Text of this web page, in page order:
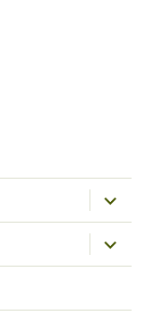
perlebar
menu
anak
perlebar
menu
anak